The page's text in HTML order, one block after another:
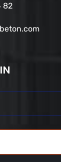
82